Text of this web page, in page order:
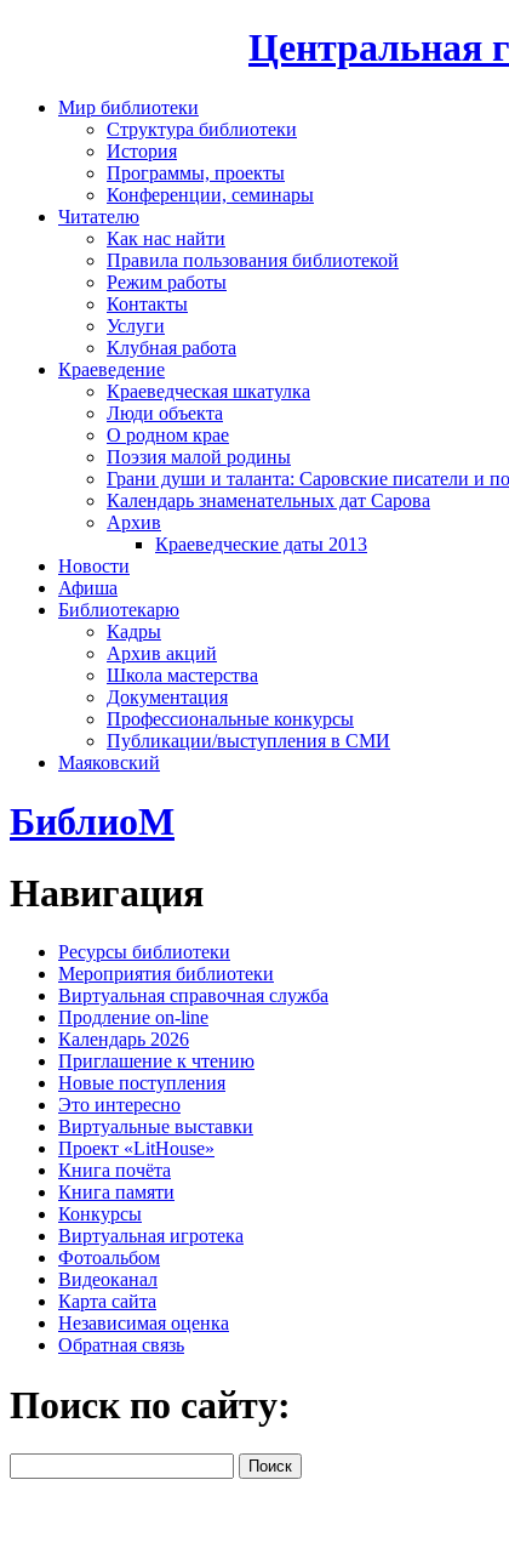
Центральная
Мир библиотеки
Структура библиотеки
История
Программы, проекты
Конференции, семинары
Читателю
Как нас найти
Правила пользования библиотекой
Режим работы
Контакты
Услуги
Клубная работа
Краеведение
Краеведческая шкатулка
Люди объекта
О родном крае
Поэзия малой родины
Грани души и таланта: Саровские писатели и
Календарь знаменательных дат Сарова
Архив
Краеведческие даты 2013
Новости
Афиша
Библиотекарю
Кадры
Архив акций
Школа мастерства
Документация
Профессиональные конкурсы
Публикации/выступления в СМИ
Маяковский
БиблиоМ
Навигация
Ресурсы библиотеки
Мероприятия библиотеки
Виртуальная справочная служба
Продление on-line
Календарь 2026
Приглашение к чтению
Новые поступления
Это интересно
Виртуальные выставки
Проект «LitHouse»
Книга почёта
Книга памяти
Конкурсы
Виртуальная игротека
Фотоальбом
Видеоканал
Карта сайта
Независимая оценка
Обратная связь
Поиск по сайту: